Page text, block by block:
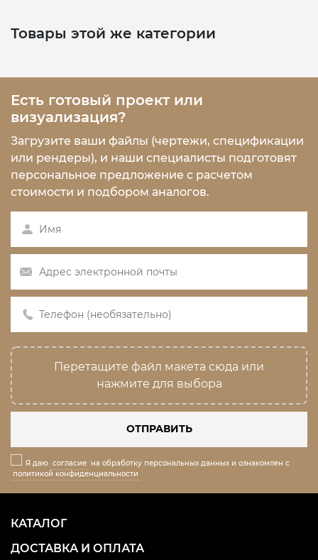
Товары этой же категории
Есть готовый проект или
визуализация?
Загрузите ваши файлы (чертежи, спецификации
или рендеры), и наши специалисты подготовят
персональное предложение с расчетом
стоимости и подбором аналогов.
Перетащите файл макета сюда или
нажмите для выбора
ОТПРАВИТЬ
Я даю согласие на обработку персональных данных и ознакомлен с
политикой конфиденциальности
КАТАЛОГ
ДОСТАВКА И ОПЛАТА